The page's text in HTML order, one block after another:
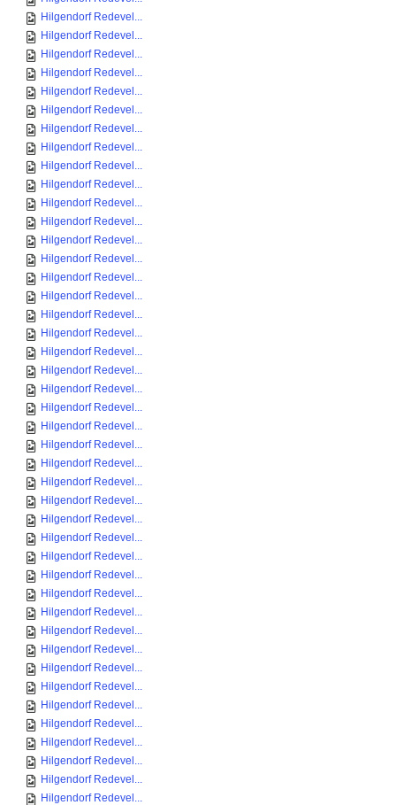
Hilgendorf Redevel...
Hilgendorf Redevel...
Hilgendorf Redevel...
Hilgendorf Redevel...
Hilgendorf Redevel...
Hilgendorf Redevel...
Hilgendorf Redevel...
Hilgendorf Redevel...
Hilgendorf Redevel...
Hilgendorf Redevel...
Hilgendorf Redevel...
Hilgendorf Redevel...
Hilgendorf Redevel...
Hilgendorf Redevel...
Hilgendorf Redevel...
Hilgendorf Redevel...
Hilgendorf Redevel...
Hilgendorf Redevel...
Hilgendorf Redevel...
Hilgendorf Redevel...
Hilgendorf Redevel...
Hilgendorf Redevel...
Hilgendorf Redevel...
Hilgendorf Redevel...
Hilgendorf Redevel...
Hilgendorf Redevel...
Hilgendorf Redevel...
Hilgendorf Redevel...
Hilgendorf Redevel...
Hilgendorf Redevel...
Hilgendorf Redevel...
Hilgendorf Redevel...
Hilgendorf Redevel...
Hilgendorf Redevel...
Hilgendorf Redevel...
Hilgendorf Redevel...
Hilgendorf Redevel...
Hilgendorf Redevel...
Hilgendorf Redevel...
Hilgendorf Redevel...
Hilgendorf Redevel...
Hilgendorf Redevel...
Hilgendorf Redevel...